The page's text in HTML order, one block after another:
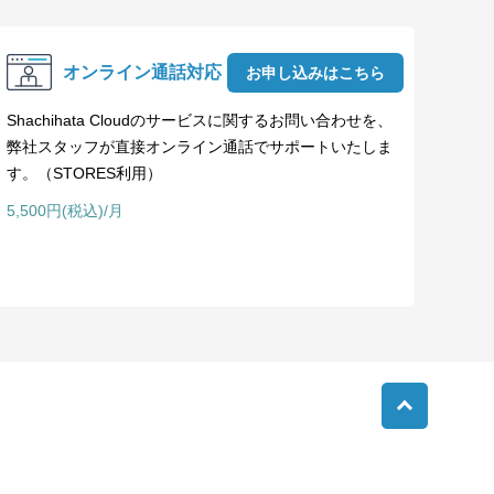
オンライン通話対応
Shachihata Cloudのサービスに関するお問い合わせを、
弊社スタッフが直接オンライン通話でサポートいたしま
す。（STORES利用）
5,500円(税込)/月
お申し込みはこちら